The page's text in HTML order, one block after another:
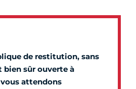
de restitution, sans
sûr ouverte à
attendons